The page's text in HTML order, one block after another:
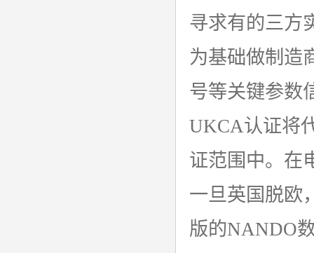
寻求有的三方
为基础做制造
号等关键参数
UKCA认证将
证范围中。在
一旦英国脱欧
版的NANDO